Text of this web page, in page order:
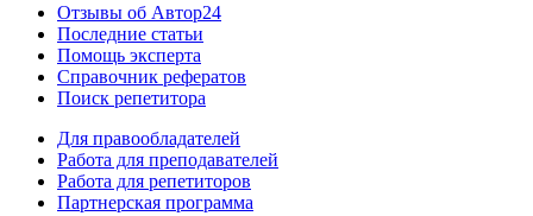
Отзывы об Автор24
Последние статьи
Помощь эксперта
Справочник рефератов
Поиск репетитора
Для правообладателей
Работа для преподавателей
Работа для репетиторов
Партнерская программа